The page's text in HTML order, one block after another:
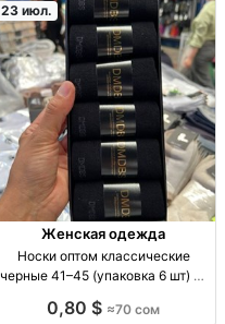
23 июл.
Женская одежда
Носки оптом классические
черные 41–45 (упаковка 6 шт) —
оптом, черные, классика, р.41-
0,80 $ ≈70 сом